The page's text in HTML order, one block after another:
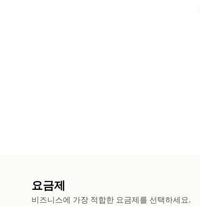
요금제
비즈니스에 가장 적합한 요금제를 선택하세요.